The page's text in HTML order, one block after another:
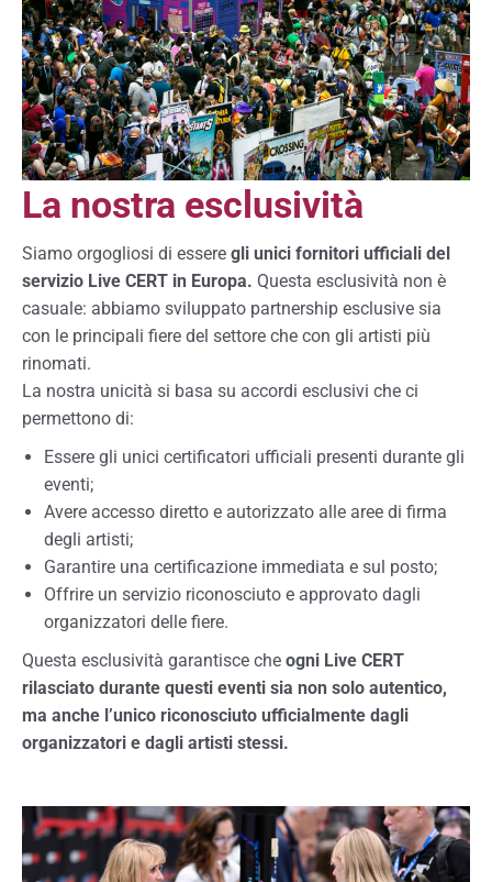
La nostra esclusività
Siamo orgogliosi di essere gli unici fornitori ufficiali del
servizio Live CERT in Europa. Questa esclusività non è
casuale: abbiamo sviluppato partnership esclusive sia
con le principali fiere del settore che con gli artisti più
rinomati.
La nostra unicità si basa su accordi esclusivi che ci
permettono di:
Essere gli unici certificatori ufficiali presenti durante gli
eventi;
Avere accesso diretto e autorizzato alle aree di firma
degli artisti;
Garantire una certificazione immediata e sul posto;
Offrire un servizio riconosciuto e approvato dagli
organizzatori delle fiere.
Questa esclusività garantisce che ogni Live CERT
rilasciato durante questi eventi sia non solo autentico,
ma anche l’unico riconosciuto ufficialmente dagli
organizzatori e dagli artisti stessi.